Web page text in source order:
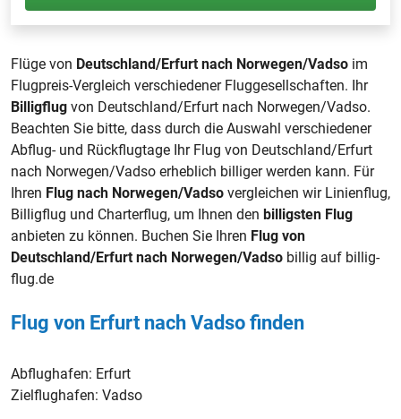
Flüge von Deutschland/Erfurt nach Norwegen/Vadso im
Flugpreis-Vergleich verschiedener Fluggesellschaften. Ihr
Billigflug von Deutschland/Erfurt nach Norwegen/Vadso.
Beachten Sie bitte, dass durch die Auswahl verschiedener
Abflug- und Rückflugtage Ihr Flug von Deutschland/Erfurt
nach Norwegen/Vadso erheblich billiger werden kann. Für
Ihren Flug nach Norwegen/Vadso vergleichen wir Linienflug,
Billigflug und Charterflug, um Ihnen den billigsten Flug
anbieten zu können. Buchen Sie Ihren Flug von
Deutschland/Erfurt nach Norwegen/Vadso billig auf billig-
flug.de
Flug von Erfurt nach Vadso finden
Abflughafen: Erfurt
Zielflughafen: Vadso